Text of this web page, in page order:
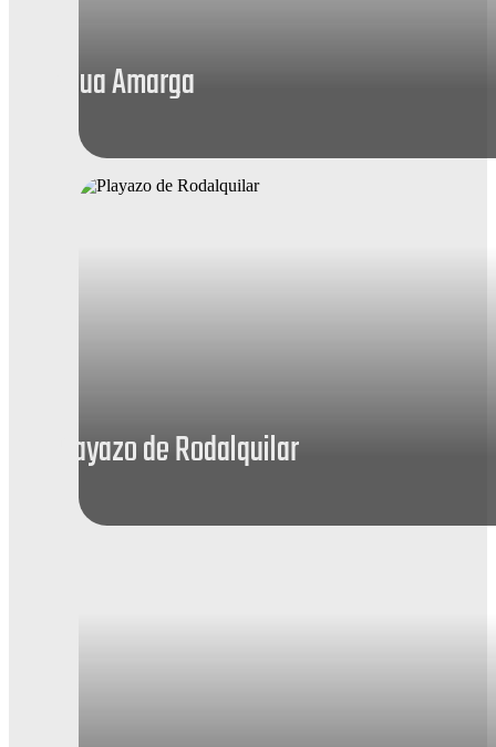
Agua Amarga
Playazo de Rodalquilar